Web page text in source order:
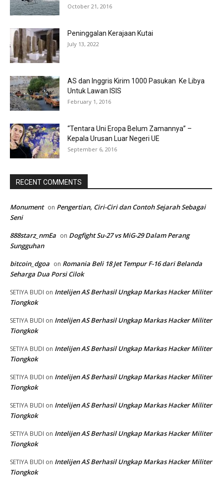
October 21, 2016
Peninggalan Kerajaan Kutai
July 13, 2022
AS dan Inggris Kirim 1000 Pasukan Ke Libya
Untuk Lawan ISIS
February 1, 2016
“Tentara Uni Eropa Belum Zamannya” –
Kepala Urusan Luar Negeri UE
September 6, 2016
RECENT COMMENTS
Monument on Pengertian, Ciri-Ciri dan Contoh Sejarah Sebagai
Seni
888starz_nmEa on Dogfight Su-27 vs MiG-29 Dalam Perang
Sungguhan
bitcoin_dgoa on Romania Beli 18 Jet Tempur F-16 dari Belanda
Seharga Dua Porsi Cilok
SETIYA BUDI on Intelijen AS Berhasil Ungkap Markas Hacker Militer
Tiongkok
SETIYA BUDI on Intelijen AS Berhasil Ungkap Markas Hacker Militer
Tiongkok
SETIYA BUDI on Intelijen AS Berhasil Ungkap Markas Hacker Militer
Tiongkok
SETIYA BUDI on Intelijen AS Berhasil Ungkap Markas Hacker Militer
Tiongkok
SETIYA BUDI on Intelijen AS Berhasil Ungkap Markas Hacker Militer
Tiongkok
SETIYA BUDI on Intelijen AS Berhasil Ungkap Markas Hacker Militer
Tiongkok
SETIYA BUDI on Intelijen AS Berhasil Ungkap Markas Hacker Militer
Tiongkok